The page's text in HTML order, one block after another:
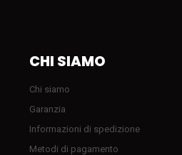
CHI SIAMO
Chi siamo
Garanzia
Informazioni di spedizione
Metodi di pagamento